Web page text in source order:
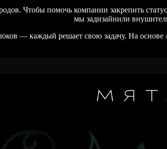
Чтобы помочь компании закрепить
мы задизайнили
— каждый решает свою задачу. На основе